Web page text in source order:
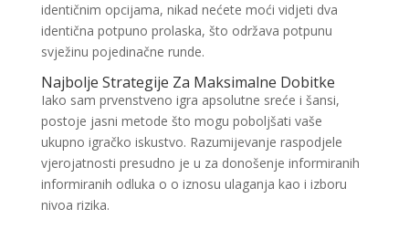
identičnim opcijama, nikad nećete moći vidjeti dva
identična potpuno prolaska, što održava potpunu
svježinu pojedinačne runde.
Najbolje Strategije Za Maksimalne Dobitke
Iako sam prvenstveno igra apsolutne sreće i šansi,
postoje jasni metode što mogu poboljšati vaše
ukupno igračko iskustvo. Razumijevanje raspodjele
vjerojatnosti presudno je u za donošenje informiranih
informiranih odluka o o iznosu ulaganja kao i izboru
nivoa rizika.